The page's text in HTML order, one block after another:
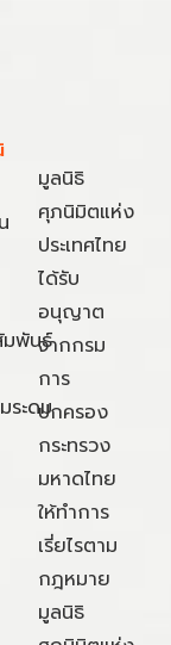
มพันธ์
ระดม
มูลนิธิ
ศุภนิมิตแห่ง
ประเทศไทย
ได้รับ
อนุญาต
จากกรม
การ
ปกครอง
กระทรวง
มหาดไทย
ให้ทำการ
เรี่ยไรตาม
กฎหมาย
มูลนิธิ